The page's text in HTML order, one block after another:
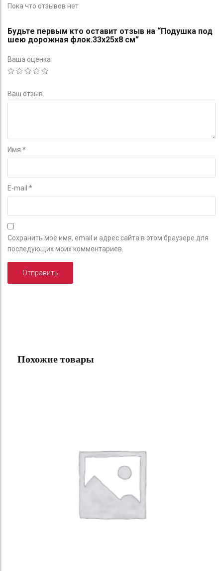
Пока что отзывов нет
Будьте первым кто оставит отзыв на “Подушка под
шею дорожная флок.33х25х8 см”
Ваша оценка
Ваш отзыв
Имя *
E-mail *
Сохранить моё имя, email и адрес сайта в этом браузере для
последующих моих комментариев.
Похожие товары